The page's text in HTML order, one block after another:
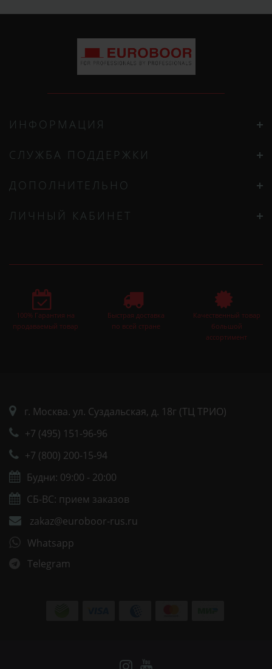
ИНФОРМАЦИЯ
СЛУЖБА ПОДДЕРЖКИ
ДОПОЛНИТЕЛЬНО
ЛИЧНЫЙ КАБИНЕТ
100% Гарантия на
продаваемый товар
Быстрая доставка
по всей стране
Качественный товар
большой
ассортимент
г. Москва. ул. Суздальская, д. 18г (ТЦ ТРИО)
+7 (495) 151-96-96
+7 (800) 200-15-94
Будни: 09:00 - 20:00
СБ-ВС: прием заказов
zakaz@euroboor-rus.ru
Whatsapp
Telegram